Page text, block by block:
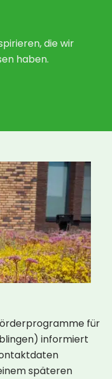
die wir
haben.
für
informiert
späteren